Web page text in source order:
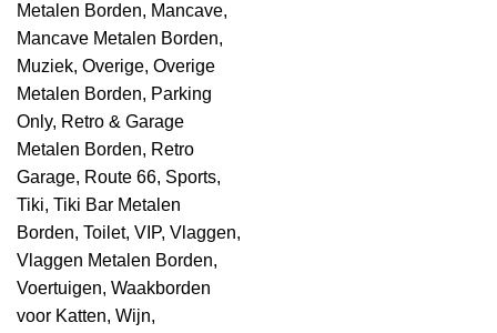
Metalen Borden, Mancave,
Mancave Metalen Borden,
Muziek, Overige, Overige
Metalen Borden, Parking
Only, Retro & Garage
Metalen Borden, Retro
Garage, Route 66, Sports,
Tiki, Tiki Bar Metalen
Borden, Toilet, VIP, Vlaggen,
Vlaggen Metalen Borden,
Voertuigen, Waakborden
voor Katten, Wijn,